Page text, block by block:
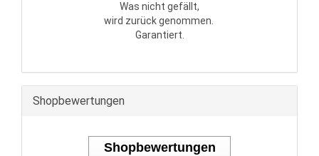
Was nicht gefällt,
wird zurück genommen.
Garantiert.
Shopbewertungen
Shopbewertungen